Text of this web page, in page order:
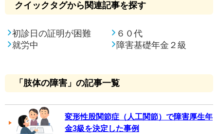
クイックタグから関連記事を探す
初診日の証明が困難
６０代
就労中
障害基礎年金２級
「肢体の障害」の記事一覧
変形性股関節症（人工関節）で障害厚生年
金3級を決定した事例